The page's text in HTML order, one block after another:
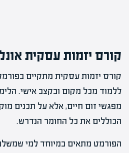
קורס יזמות עסקית
קורס יזמות עסקית מתקיים
ללמוד מכל מקום ובקצב אישי.
מפגשי זום חיים, אלא על תכנים
הכוללים את כל החומר הנדרש.
הפורמט מתאים במיוחד למי